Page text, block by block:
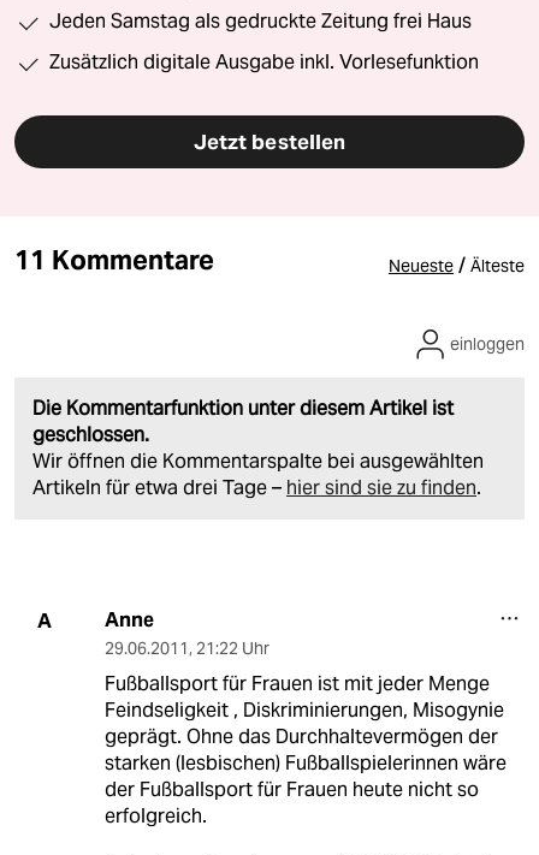
Jeden Samstag als gedruckte Zeitung frei Haus
Zusätzlich digitale Ausgabe inkl. Vorlesefunktion
Jetzt bestellen
11 Kommentare Neueste / Älteste
Die Kommentarfunktion unter diesem Artikel ist
geschlossen.
Wir öffnen die Kommentarspalte bei ausgewählten
Artikeln für etwa drei Tage – hier sind sie zu finden.
einloggen
A Anne
29.06.2011, 21:22 Uhr
Fußballsport für Frauen ist mit jeder Menge
Feindseligkeit , Diskriminierungen, Misogynie
geprägt. Ohne das Durchhaltevermögen der
starken (lesbischen) Fußballspielerinnen wäre
der Fußballsport für Frauen heute nicht so
erfolgreich.